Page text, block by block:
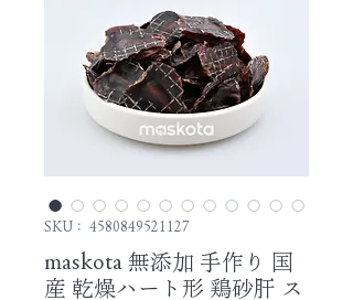
SKU： 4580849521127
maskota 無添加 手作り 国
産 乾燥ハート形 鶏砂肝 ス